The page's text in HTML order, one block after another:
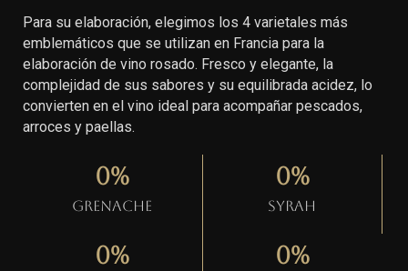
Para su elaboración, elegimos los 4 varietales más
emblemáticos que se utilizan en Francia para la
elaboración de vino rosado. Fresco y elegante, la
complejidad de sus sabores y su equilibrada acidez, lo
convierten en el vino ideal para acompañar pescados,
arroces y paellas.
Grenache
0%
Syrah
0%
0% 0%